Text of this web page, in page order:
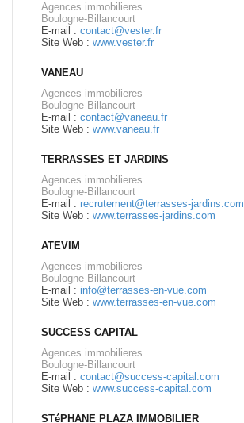
Agences immobilieres
Boulogne-Billancourt
E-mail : contact@vester.fr
Site Web : www.vester.fr
VANEAU
Agences immobilieres
Boulogne-Billancourt
E-mail : contact@vaneau.fr
Site Web : www.vaneau.fr
TERRASSES ET JARDINS
Agences immobilieres
Boulogne-Billancourt
E-mail : recrutement@terrasses-jardins.com
Site Web : www.terrasses-jardins.com
ATEVIM
Agences immobilieres
Boulogne-Billancourt
E-mail : info@terrasses-en-vue.com
Site Web : www.terrasses-en-vue.com
SUCCESS CAPITAL
Agences immobilieres
Boulogne-Billancourt
E-mail : contact@success-capital.com
Site Web : www.success-capital.com
STéPHANE PLAZA IMMOBILIER